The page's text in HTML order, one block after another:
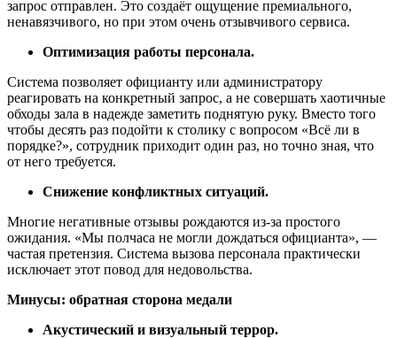
запрос отправлен. Это создаёт ощущение премиального,
ненавязчивого, но при этом очень отзывчивого сервиса.
Оптимизация работы персонала.
Система позволяет официанту или администратору
реагировать на конкретный запрос, а не совершать хаотичные
обходы зала в надежде заметить поднятую руку. Вместо того
чтобы десять раз подойти к столику с вопросом «Всё ли в
порядке?», сотрудник приходит один раз, но точно зная, что
от него требуется.
Снижение конфликтных ситуаций.
Многие негативные отзывы рождаются из-за простого
ожидания. «Мы полчаса не могли дождаться официанта», —
частая претензия. Система вызова персонала практически
исключает этот повод для недовольства.
Минусы: обратная сторона медали
Акустический и визуальный террор.